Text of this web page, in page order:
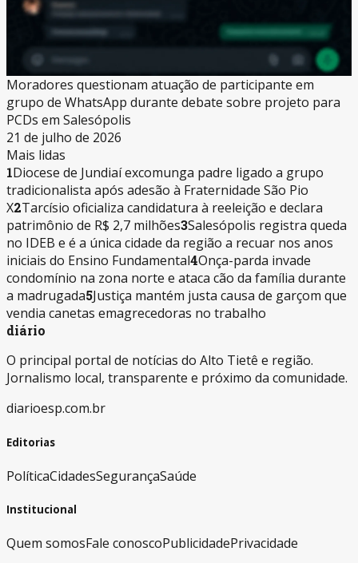
Moradores questionam atuação de participante em
grupo de WhatsApp durante debate sobre projeto para
PCDs em Salesópolis
21 de julho de 2026
Mais lidas
1Diocese de Jundiaí excomunga padre ligado a grupo
tradicionalista após adesão à Fraternidade São Pio
X2Tarcísio oficializa candidatura à reeleição e declara
patrimônio de R$ 2,7 milhões3Salesópolis registra queda
no IDEB e é a única cidade da região a recuar nos anos
iniciais do Ensino Fundamental4Onça-parda invade
condomínio na zona norte e ataca cão da família durante
a madrugada5Justiça mantém justa causa de garçom que
vendia canetas emagrecedoras no trabalho
diário
O principal portal de notícias do Alto Tietê e região.
Jornalismo local, transparente e próximo da comunidade.
diarioesp.com.br
Editorias
PolíticaCidadesSegurançaSaúde
Institucional
Quem somosFale conoscoPublicidadePrivacidade